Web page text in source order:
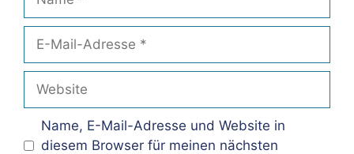
Mail-
Adresse
Name, E-Mail-Adresse und Website in
diesem Browser für meinen nächsten